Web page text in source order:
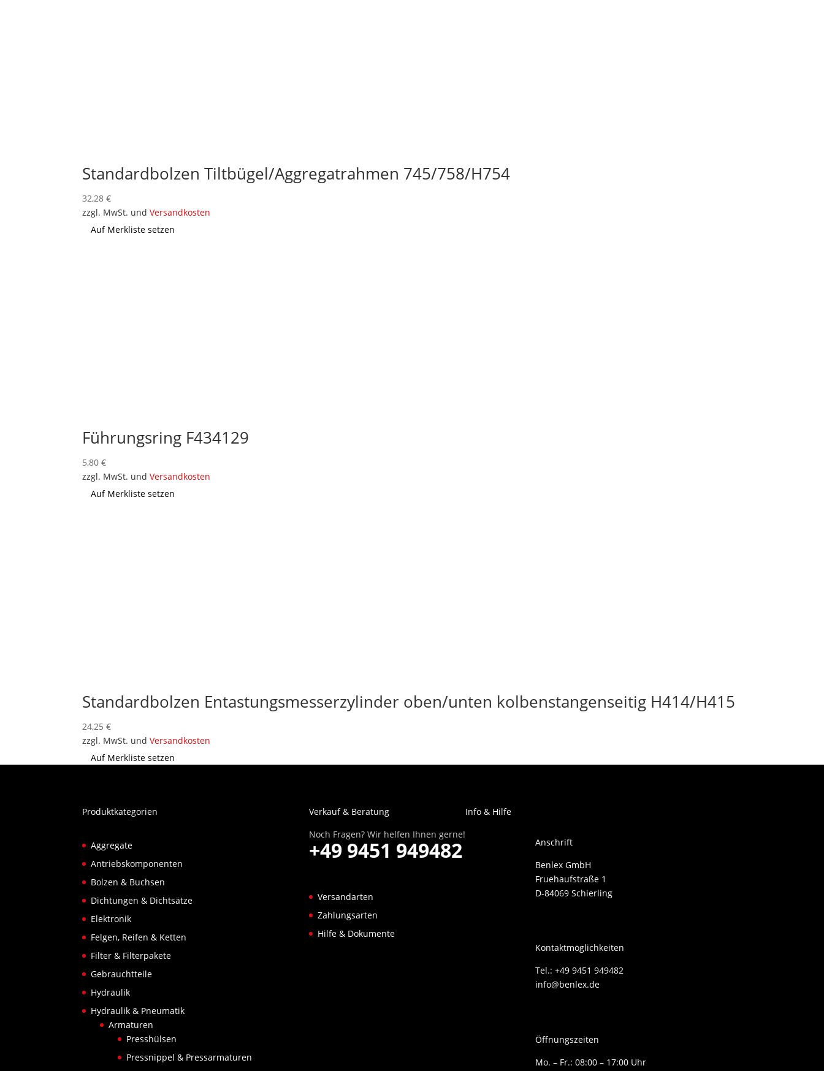
Standardbolzen Tiltbügel/Aggregatrahmen 745/758/H754
32,28€
zzgl. MwSt. undVersandkosten
Auf Merkliste setzen
Führungsring F434129
5,80€
zzgl. MwSt. undVersandkosten
Auf Merkliste setzen
Standardbolzen Entastungsmesserzylinder oben/unten kolbenstangenseitig H414/H415
24,25€
zzgl. MwSt. undVersandkosten
Auf Merkliste setzen
Produktkategorien
Aggregate
Antriebskomponenten
Bolzen & Buchsen
Dichtungen & Dichtsätze
Elektronik
Felgen, Reifen & Ketten
Filter & Filterpakete
Gebrauchtteile
Hydraulik
Hydraulik & Pneumatik
Armaturen
Presshülsen
Pressnippel & Pressarmaturen
Verkauf & Beratung
Noch Fragen? Wir helfen Ihnen gerne!
+49 9451 949482
Info & Hilfe
Versandarten
Zahlungsarten
Hilfe & Dokumente
Anschrift
Benlex GmbH
Fruehaufstraße 1
D-84069 Schierling
Kontaktmöglichkeiten
Tel.: +49 9451 949482
info@benlex.de
Öffnungszeiten
Mo. – Fr.: 08:00 – 17:00 Uhr